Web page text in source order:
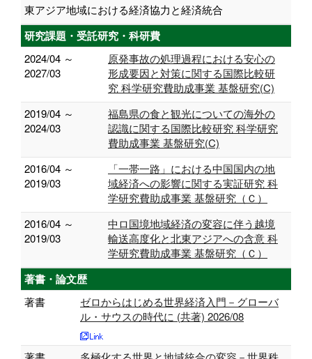
東アジア地域における経済協力と経済統合
研究課題・受託研究・科研費
2024/04 ～
2027/03
原発事故の処理過程における安心の
形成要因と対策に関する国際比較研
究 科学研究費助成事業 基盤研究(C)
2019/04 ～
2024/03
福島県の食と観光についての海外の
認識に関する国際比較研究 科学研究
費助成事業 基盤研究(C)
2016/04 ～
2019/03
「一帯一路」における中国国内の地
域経済への影響に関する実証研究 科
学研究費助成事業 基盤研究（Ｃ）
2016/04 ～
2019/03
中ロ国境地域経済の変容に伴う越境
輸送高度化と北東アジアへの含意 科
学研究費助成事業 基盤研究（Ｃ）
著書・論文歴
著書
ゼロからはじめる世界経済入門－グローバ
ル・サウスの時代に (共著) 2026/08